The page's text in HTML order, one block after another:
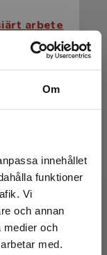
Om
innehållet
funktioner
Vi
och annan
medier och
med.
arbete
arbete